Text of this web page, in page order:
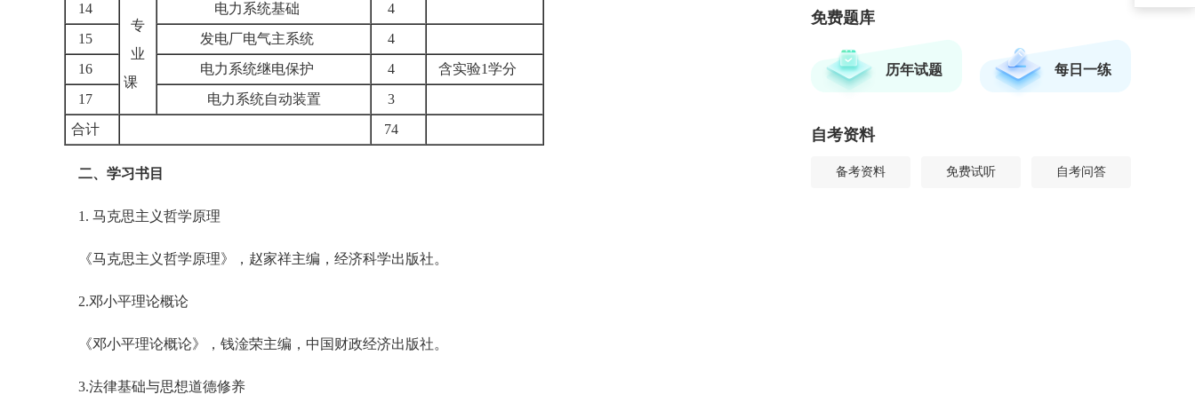
14
专
业
课
电力系统基础
4
15
发电厂电气主系统
4
16
电力系统继电保护 4
含实验1学分
17
电力系统自动装置
3
合计
74
二、学习书目
1. 马克思主义哲学原理
《马克思主义哲学原理》，赵家祥主编，经济科学出版社。
2.邓小平理论概论
《邓小平理论概论》，钱淦荣主编，中国财政经济出版社。
3.法律基础与思想道德修养
免费题库
历年试题 每日一练
自考资料
备考资料 免费试听 自考问答